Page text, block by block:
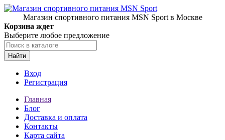
Магазин спортивного питания MSN Sport в Москве
Корзина ждет
Выберите любое предложение
Найти
Вход
Регистрация
Главная
Блог
Доставка и оплата
Контакты
Карта сайта